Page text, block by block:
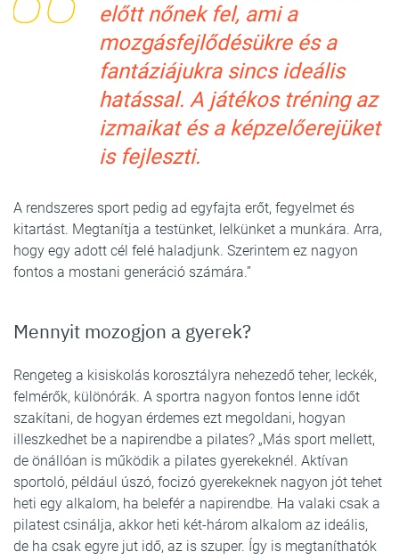
előtt nőnek fel, ami a
mozgásfejlődésükre és a
fantáziájukra sincs ideális
hatással. A játékos tréning az
izmaikat és a képzelőerejüket
is fejleszti.
A rendszeres sport pedig ad egyfajta erőt, fegyelmet és
kitartást. Megtanítja a testünket, lelkünket a munkára. Arra,
hogy egy adott cél felé haladjunk. Szerintem ez nagyon
fontos a mostani generáció számára.”
Mennyit mozogjon a gyerek?
Rengeteg a kisiskolás korosztályra nehezedő teher, leckék,
felmérők, különórák. A sportra nagyon fontos lenne időt
szakítani, de hogyan érdemes ezt megoldani, hogyan
illeszkedhet be a napirendbe a pilates? „Más sport mellett,
de önállóan is működik a pilates gyerekeknél. Aktívan
sportoló, például úszó, focizó gyerekeknek nagyon jót tehet
heti egy alkalom, ha belefér a napirendbe. Ha valaki csak a
pilatest csinálja, akkor heti két-három alkalom az ideális,
de ha csak egyre jut idő, az is szuper. Így is megtaníthatók